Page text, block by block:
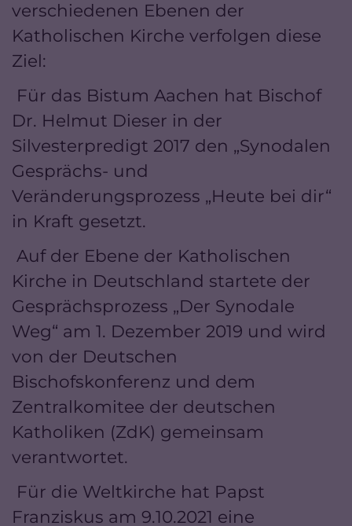
verschiedenen Ebenen der
Katholischen Kirche verfolgen diese
Ziel:
Für das Bistum Aachen hat Bischof
Dr. Helmut Dieser in der
Silvesterpredigt 2017 den „Synodalen
Gesprächs- und
Veränderungsprozess „Heute bei dir“
in Kraft gesetzt.
Auf der Ebene der Katholischen
Kirche in Deutschland startete der
Gesprächsprozess „Der Synodale
Weg“ am 1. Dezember 2019 und wird
von der Deutschen
Bischofskonferenz und dem
Zentralkomitee der deutschen
Katholiken (ZdK) gemeinsam
verantwortet.
Für die Weltkirche hat Papst
Franziskus am 9.10.2021 eine